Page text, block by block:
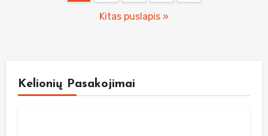
paginationKitas puslapis »
Kelionių Pasakojimai